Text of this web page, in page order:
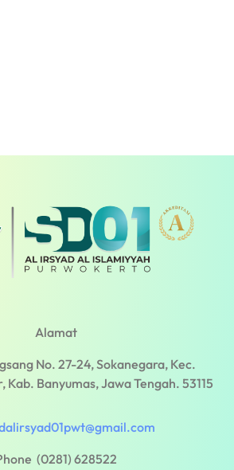
Alamat
No. 27-24, Sokanegara, Kec.
Banyumas, Jawa Tengah. 53115
(0281) 628522